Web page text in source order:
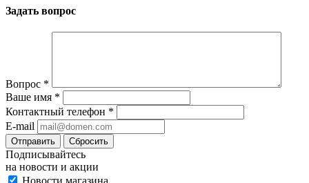
Задать вопрос
Вопрос *
Ваше имя *
Контактный телефон *
E-mail
Сбросить
Подписывайтесь
на новости и акции